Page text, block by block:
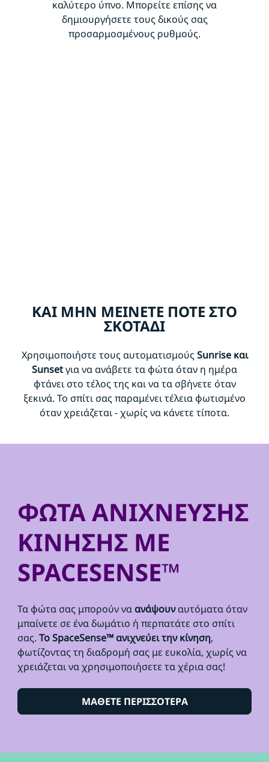
καλύτερο ύπνο. Μπορείτε επίσης να
δημιουργήσετε τους δικούς σας
προσαρμοσμένους ρυθμούς.
ΚΑΙ ΜΗΝ ΜΕΙΝΕΤΕ ΠΟΤΕ ΣΤΟ
ΣΚΟΤΑΔΙ
Χρησιμοποιήστε τους αυτοματισμούς Sunrise και
Sunsetγια να ανάβετε τα φώτα όταν η ημέρα
φτάνει στο τέλος της και να τα σβήνετε όταν
ξεκινά. Το σπίτι σας παραμένει τέλεια φωτισμένο
όταν χρειάζεται - χωρίς να κάνετε τίποτα.
ΦΩΤΑ ΑΝΙΧΝΕΥΣΗΣ
ΚΙΝΗΣΗΣ ΜΕ
SPACESENSE™
Τα φώτα σας μπορούν να ανάψουναυτόματα όταν
μπαίνετε σε ένα δωμάτιο ή περπατάτε στο σπίτι
σας. Το SpaceSense™ ανιχνεύει την κίνηση,
φωτίζοντας τη διαδρομή σας με ευκολία, χωρίς να
χρειάζεται να χρησιμοποιήσετε τα χέρια σας!
ΜΑΘΕΤΕ ΠΕΡΙΣΣΟΤΕΡΑ